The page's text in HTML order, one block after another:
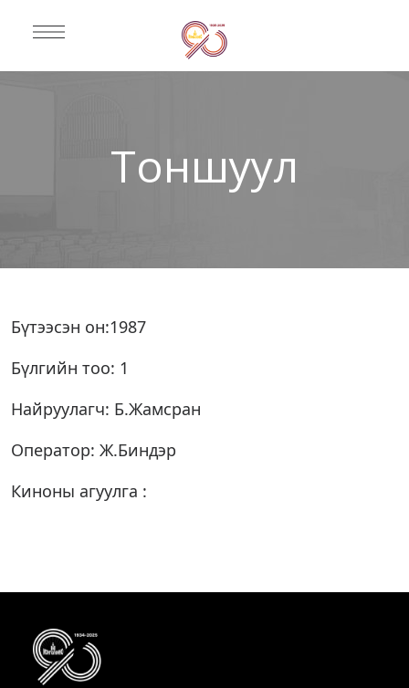
Тоншуул
Бүтээсэн он:1987
Бүлгийн тоо: 1
Найруулагч: Б.Жамсран
Оператор: Ж.Биндэр
Киноны агуулга :